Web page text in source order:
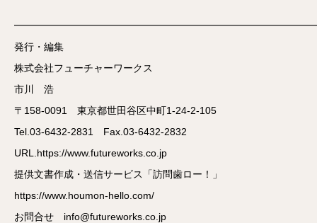
発行・編集
株式会社フューチャーワークス
市川 浩
〒158-0091 東京都世田谷区中町1-24-2-105
Tel.03-6432-2831 Fax.03-6432-2832
URL.https://www.futureworks.co.jp
提供文書作成・送信サービス「訪問歯ロー！」
https://www.houmon-hello.com/
お問合せ info@futureworks.co.jp